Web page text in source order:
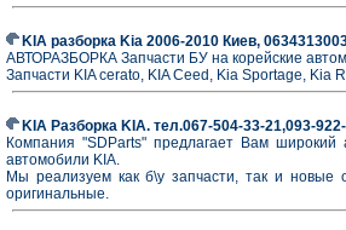
KIA разборкa Kia 2006-2010 Киев,
АВТОРАЗБОРКА Запчасти БУ на корейские
Запчасти KIA cerato, KIA Ceed, Kia Sportage, Kia
KIA Разборка KIA. тел.067-504-33-21,093-
Компания "SDParts" предлагает Вам широкий
автомобили KIA.
Мы реализуем как б\у запчасти, так и новые
оригинальные.